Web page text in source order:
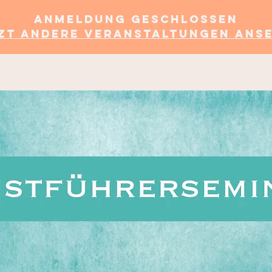
Anmeldung geschlossen
andere Veranstaltungen